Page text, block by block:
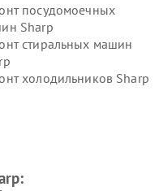
посудомоечных
Sharp
стиральных машин
холодильников Sharp